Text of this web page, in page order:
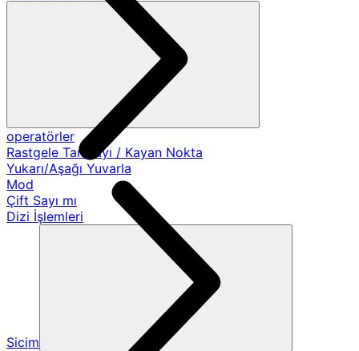
operatörler
Rastgele Tamsayı / Kayan Nokta
Yukarı/Aşağı Yuvarla
Mod
Çift Sayı mı
Dizi İşlemleri
Sicim